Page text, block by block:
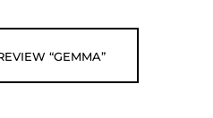
“GEMMA”